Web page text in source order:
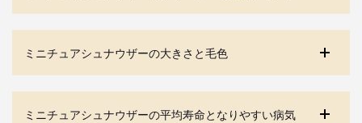
ミニチュアシュナウザーの大きさと毛色
ミニチュアシュナウザーの平均寿命となりやすい病気